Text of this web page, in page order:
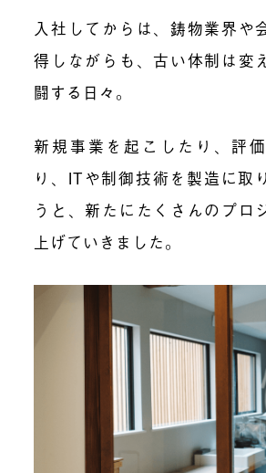
入社してからは、鋳物業界や
得しながらも、古い体制は変
闘する日々。
新規事業を起こしたり、評
り、ITや制御技術を製造に取
うと、新たにたくさんのプロ
上げていきました。